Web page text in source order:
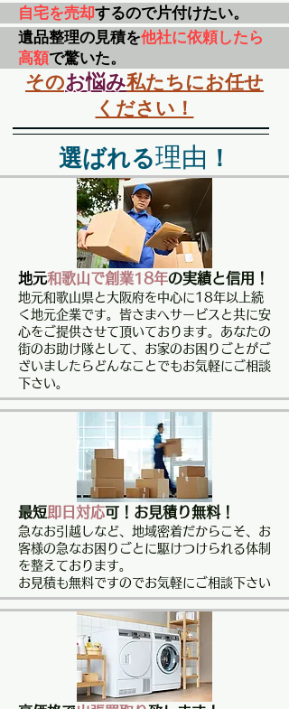
自宅を売却するので片付けたい。
遺品整理の見積を他社に依頼したら
高額で驚いた。
そのお悩み私たちにお任せ
ください！
選ばれる理由 ！
地元和歌山で創業18年の実績と信用！
地元和歌山県と大阪府を中心に18年以上続
く地元企業です。皆さまへサービスと共に安
心をご提供させて頂いております。あなたの
街のお助け隊として、お家のお困りごとがご
ざいましたらどんなことでもお気軽にご相談
下さい。
最短 即日対応可！お見積り無料！
急なお引越しなど、地域密着だからこそ、お
客様の急なお困りごとに駆けつけられる体制
を整えております。
​お見積も無料ですのでお気軽にご相談下さい